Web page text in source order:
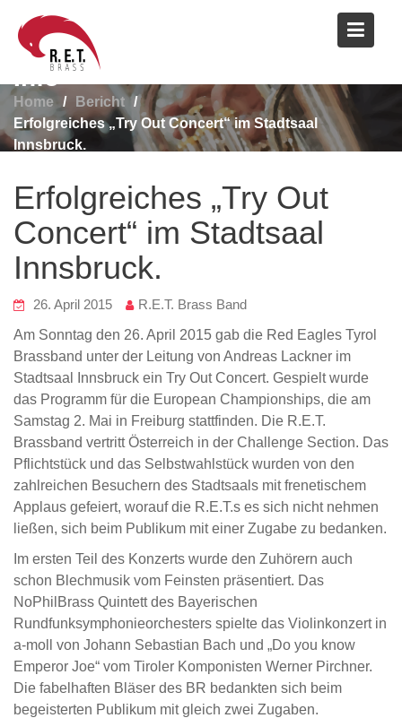
content
Info
Home
Bericht
Erfolgreiches „Try Out Concert“ im Stadtsaal
Innsbruck.
Erfolgreiches „Try Out
Concert“ im Stadtsaal
Innsbruck.
26. April 2015
R.E.T. Brass Band
Am Sonntag den 26. April 2015 gab die Red Eagles Tyrol
Brassband unter der Leitung von Andreas Lackner im
Stadtsaal Innsbruck ein Try Out Concert. Gespielt wurde
das Programm für die European Championships, die am
Samstag 2. Mai in Freiburg stattfinden. Die R.E.T.
Brassband vertritt Österreich in der Challenge Section. Das
Pflichtstück und das Selbstwahlstück wurden von den
zahlreichen Besuchern des Stadtsaals mit frenetischem
Applaus gefeiert, worauf die R.E.T.s es sich nicht nehmen
ließen, sich beim Publikum mit einer Zugabe zu bedanken.
Im ersten Teil des Konzerts wurde den Zuhörern auch
schon Blechmusik vom Feinsten präsentiert. Das
NoPhilBrass Quintett des Bayerischen
Rundfunksymphonieorchesters spielte das Violinkonzert in
a-moll von Johann Sebastian Bach und „Do you know
Emperor Joe“ vom Tiroler Komponisten Werner Pirchner.
Die fabelhaften Bläser des BR bedankten sich beim
begeisterten Publikum mit gleich zwei Zugaben.